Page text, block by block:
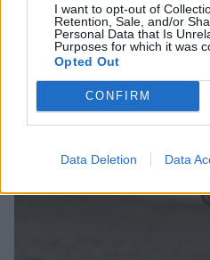
I want to opt-out of
Retention, Sale, and/or
Personal Data that Is
Purposes for which it was
Opted Out
CONFIRM
Data Deletion Data
Myrskyllä
seuraukset
myrkyllisiä